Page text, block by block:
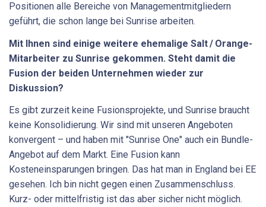
Positionen alle Bereiche von Managementmitgliedern
geführt, die schon lange bei Sunrise arbeiten.
Mit Ihnen sind einige weitere ­ehemalige Salt / Orange-
Mitarbeiter zu ­Sunrise gekommen. Steht damit die
Fusion der beiden Unternehmen ­wieder zur
Diskussion?
Es gibt zurzeit keine Fusionsprojekte, und Sunrise braucht
keine Konsolidierung. Wir sind mit unseren Angeboten
konvergent – und haben mit "Sunrise One" auch ein Bundle-
Angebot auf dem Markt. Eine Fusion kann
Kosteneinsparungen bringen. Das hat man in England bei EE
gesehen. Ich bin nicht gegen einen Zusammenschluss.
Kurz- oder mittelfristig ist das aber sicher nicht möglich.